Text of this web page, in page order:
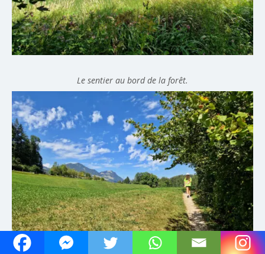
Le sentier au bord de la forêt.